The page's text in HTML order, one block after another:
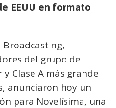
EEUU en formato
Broadcasting,
del grupo de
Clase A más grande
anunciaron hoy un
para Novelísima, una